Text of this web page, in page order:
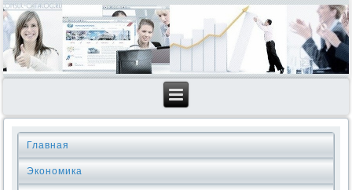
Главная
Экономика